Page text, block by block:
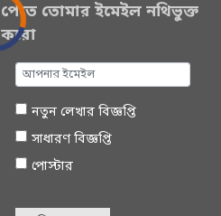
পেতে তোমার ইমেইল নথিভুক্ত
করো
নতুন লেখার বিজ্ঞপ্তি
সাধারণ বিজ্ঞপ্তি
পোস্টার